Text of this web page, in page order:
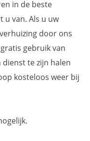
in de beste
van. Als u uw
door ons
gebruik van
dienst te zijn halen
kosteloos weer bij